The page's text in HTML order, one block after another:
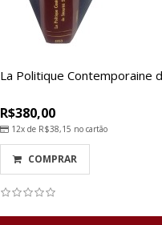
La Politique Contemporaine
R$380,00
12x de R$38,15 no cartão
COMPRAR